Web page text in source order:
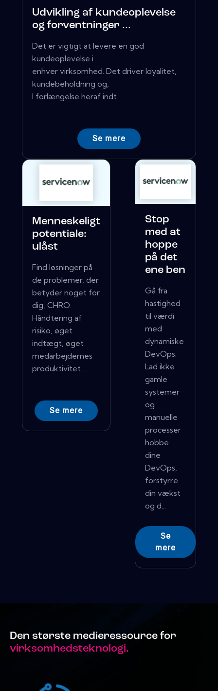
Udvikling af kundeoplevelse
og forventninger ...
Det er vigtigt at levere en god
kundeoplevelse i
enhver virksomhed. Det driver loyalitet,
kundebeholdning og,
I forlængelse heraf indt...
Se mere
Menneskeligt
potentiale:
ulåst
Find løsninger på
de problemer, der
betyder noget for
dig, CHRO.
Håndtering af
risiko, øget
indtægt, øget
medarbejdernes
produktivitet ...
Se mere
Stop
med at
hoppe
på det
ene ben
Gå fra
hastighed
til værdi
med
dynamiske
DevOps.
Lad ikke
gamle
systemer
og
manuelle
processer
hobbe
dine
DevOps,
forstyrre
din vækst
og d...
Se
mere
Den største medieressource for
virksomhedsteknologi.